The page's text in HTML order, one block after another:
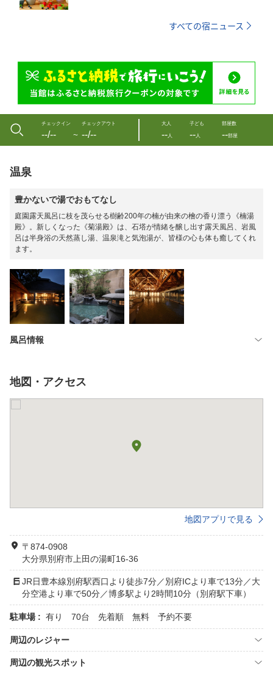
すべての宿ニュース
チェックイン
--/-- 〜
チェックアウト
--/--
大人
--人
子ども
--人
部屋数
--部屋
温泉
豊かないで湯でおもてなし
庭園露天風呂に枝を茂らせる樹齢200年の楠が由来の檜の香り漂う《楠湯
殿》。新しくなった《菊湯殿》は、石塔が情緒を醸し出す露天風呂、岩風
呂は半身浴の天然蒸し湯、温泉滝と気泡湯が、皆様の心も体も癒してくれ
ます。
風呂情報
地図・アクセス
地図アプリで見る
〒874-0908
大分県別府市上田の湯町16-36
JR日豊本線別府駅西口より徒歩7分／別府ICより車で13分／大
分空港より車で50分／博多駅より2時間10分（別府駅下車）
駐車場 : 有り 70台 先着順 無料 予約不要
周辺のレジャー
周辺の観光スポット